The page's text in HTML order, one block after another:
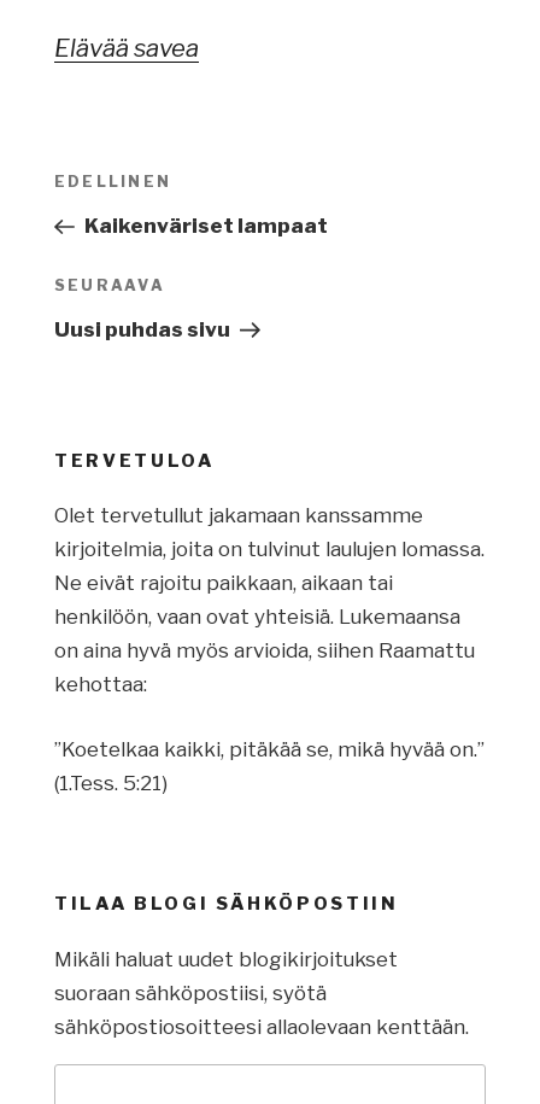
Elävää savea
Artikkelien
Edellinen
artikkeli
EDELLINEN
Kaikenväriset lampaat
Seuraava
artikkeli
SEURAAVA
Uusi puhdas sivu
TERVETULOA
Olet tervetullut jakamaan kanssamme
kirjoitelmia, joita on tulvinut laulujen lomassa.
Ne eivät rajoitu paikkaan, aikaan tai
henkilöön, vaan ovat yhteisiä. Lukemaansa
on aina hyvä myös arvioida, siihen Raamattu
kehottaa:
”Koetelkaa kaikki, pitäkää se, mikä hyvää on.”
(1.Tess. 5:21)
TILAA BLOGI SÄHKÖPOSTIIN
Mikäli haluat uudet blogikirjoitukset
suoraan sähköpostiisi, syötä
sähköpostiosoitteesi allaolevaan kenttään.